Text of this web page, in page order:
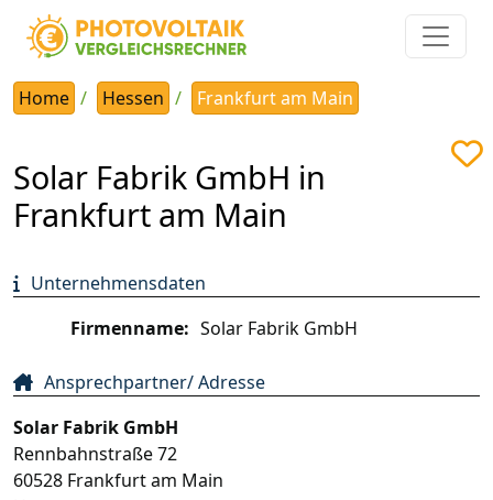
Home Hessen Frankfurt am Main
Solar Fabrik GmbH in
Frankfurt am Main
Unternehmensdaten
Firmenname: Solar Fabrik GmbH
Ansprechpartner/ Adresse
Solar Fabrik GmbH
Rennbahnstraße 72
60528 Frankfurt am Main